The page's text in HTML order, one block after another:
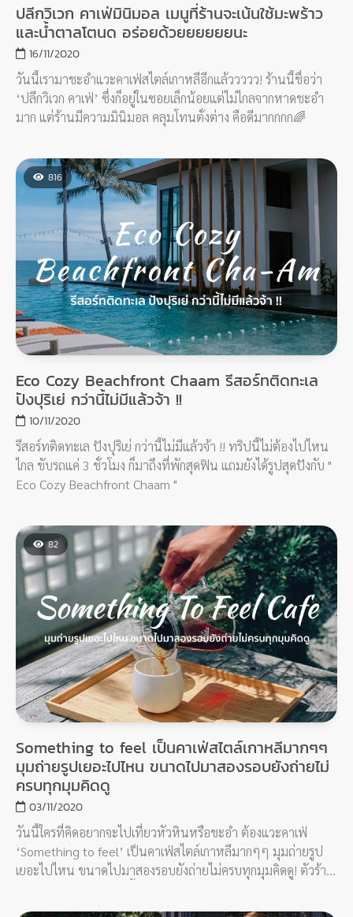
ปลีกวิเวก คาเฟ่มินิมอล เมนูที่ร้านจะเน้นใช้มะพร้าว
และน้ำตาลโตนด อร่อยด้วยยยยยยนะ
16/11/2020
วันนี้เรามาชะอำแวะคาเฟ่สไตล์เกาหลีอีกแล้ววววว! ร้านนี้ชื่อว่า
‘ปลีกวิเวก คาเฟ่’ ซึ่งก็อยู่ในซอยเล็กน้อยแต่ไม่ไกลจากหาดชะอำ
มาก แต่ร้านมีความมินิมอล คลุมโทนตั่งต่าง คือดีมากกกก🌈
816
Eco Cozy Beachfront Chaam รีสอร์ทติดทะเล
ปังปุริเย่ กว่านี้ไม่มีแล้วจ้า !!
10/11/2020
รีสอร์ทติดทะเล ปังปุริเย่ กว่านี้ไม่มีแล้วจ้า !! ทริปนี้ไม่ต้องไปไหน
ไกล ขับรถแค่ 3 ชั่วโมง ก็มาถึงที่พักสุดฟิน แถมยังได้รูปสุดปังกับ "
Eco Cozy Beachfront Chaam "
82
Something to feel เป็นคาเฟ่สไตล์เกาหลีมากๆๆ
มุมถ่ายรูปเยอะไปไหน ขนาดไปมาสองรอบยังถ่ายไม่
ครบทุกมุมคิดดู
03/11/2020
วันนี้ใครที่คิดอยากจะไปเที่ยวหัวหินหรือชะอำ ต้องแวะคาเฟ่
‘Something to feel’ เป็นคาเฟ่สไตล์เกาหลีมากๆๆ มุมถ่ายรูป
เยอะไปไหน ขนาดไปมาสองรอบยังถ่ายไม่ครบทุกมุมคิดดู! ตัวร้าน
ไม้เบาๆ ให้ดูมีความสดชื่น เปิดประตูไปด้านในสุด มีสระว่ายน้ำกับ